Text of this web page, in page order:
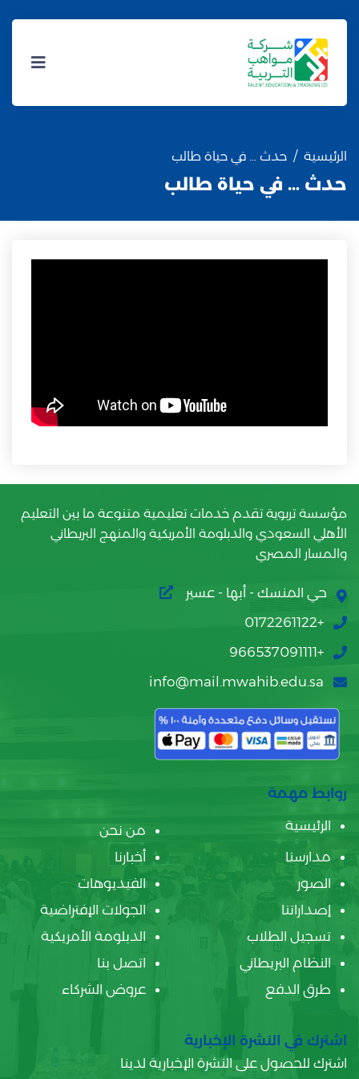
الرئيسية حدث … في حياة طالب
حدث … في حياة طالب
مؤسسة تربوية تقدم خدمات تعليمية متنوعة ما بين التعليم
الأهلي السعودي والدبلومة الأمريكية والمنهج البريطاني
والمسار المصري
حي المنسك - أبها - عسير
+0172261122
+966537091111
info@mail.mwahib.edu.sa
روابط مهمة
الرئيسية
من نحن
مدارسنا
أخبارنا
الصور
الفيديوهات
إصداراتنا
الجولات الإفتراضية
تسجيل الطلاب
الدبلومة الأمريكية
النظام البريطاني
اتصل بنا
طرق الدفع
عروض الشركاء
اشترك في النشرة الإخبارية
اشترك للحصول على النشرة الإخبارية لدينا